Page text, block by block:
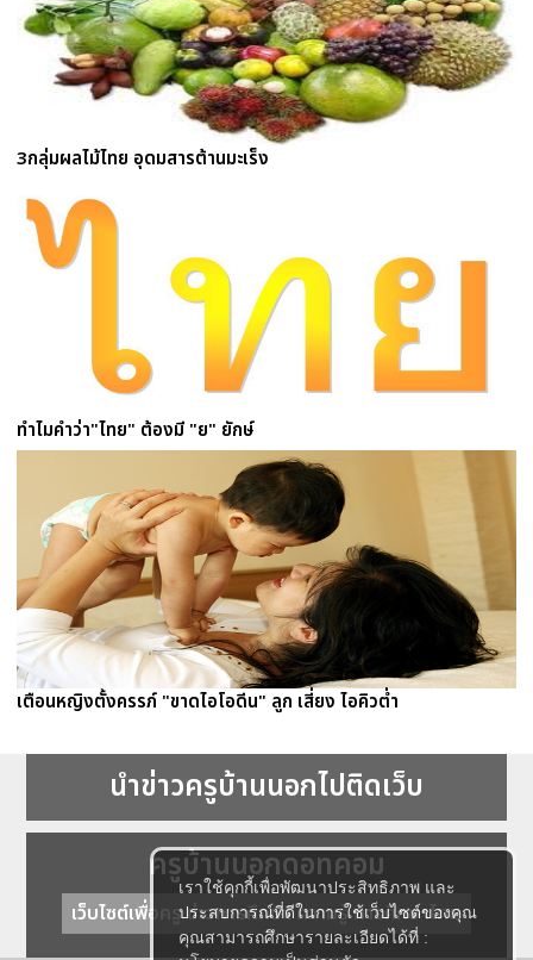
เราใช้คุกกี้เพื่อพัฒนาประสิทธิภาพ และ
ประสบการณ์ที่ดีในการใช้เว็บไซต์ของคุณ
คุณสามารถศึกษารายละเอียดได้ที่ :
3กลุ่มผลไม้ไทย อุดมสารต้านมะเร็ง
ทำไมคำว่า"ไทย" ต้องมี "ย" ยักษ์
เตือนหญิงตั้งครรภ์ "ขาดไอโอดีน" ลูก เสี่ยง ไอคิวต่ำ
นำข่าวครูบ้านนอกไปติดเว็บ
ครูบ้านนอกดอทคอม
เว็บไซต์เพื่อครู ข่าวการศึกษา ความรู้ การศึกษาไทย